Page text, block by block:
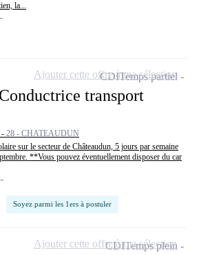
la...
transport
- 28 - CHATEAUDUN
sur le secteur de Châteaudun, 5 jours par semaine
**Vous pouvez éventuellement disposer du car
Soyez parmi les 1ers à postuler
CDITemps partiel
Ajouter cette offre à ma sélection
CDITemps plein
Ajouter cette offre à ma sélection